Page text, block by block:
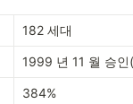
182 세대
1999 년 11 월 승
384%